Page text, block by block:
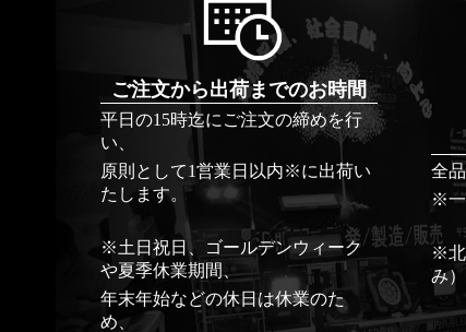
ご注文から出荷までのお時間
平日の15時迄にご注文の締めを行
い、
原則として1営業日以内※に出荷い
たします。
※土日祝日、ゴールデンウィーク
や夏季休業期間、
年末年始などの休日は休業のた
め、
全
※一
※北
み